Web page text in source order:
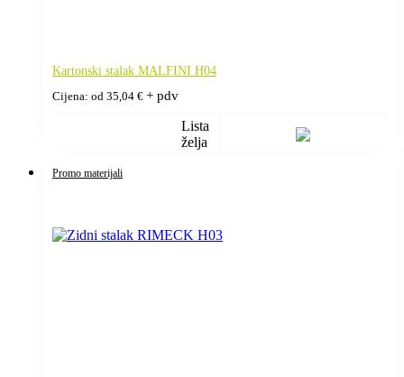
Kartonski stalak MALFINI H04
Cijena: od 35,04 € + pdv
Lista
želja
Promo materijali